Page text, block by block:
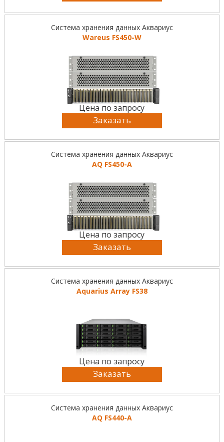
Система хранения данных Аквариус
Wareus FS450-W
Цена по запросу
Заказать
Система хранения данных Аквариус
AQ FS450-А
Цена по запросу
Заказать
Система хранения данных Аквариус
Aquarius Array FS38
Цена по запросу
Заказать
Система хранения данных Аквариус
AQ FS440-А